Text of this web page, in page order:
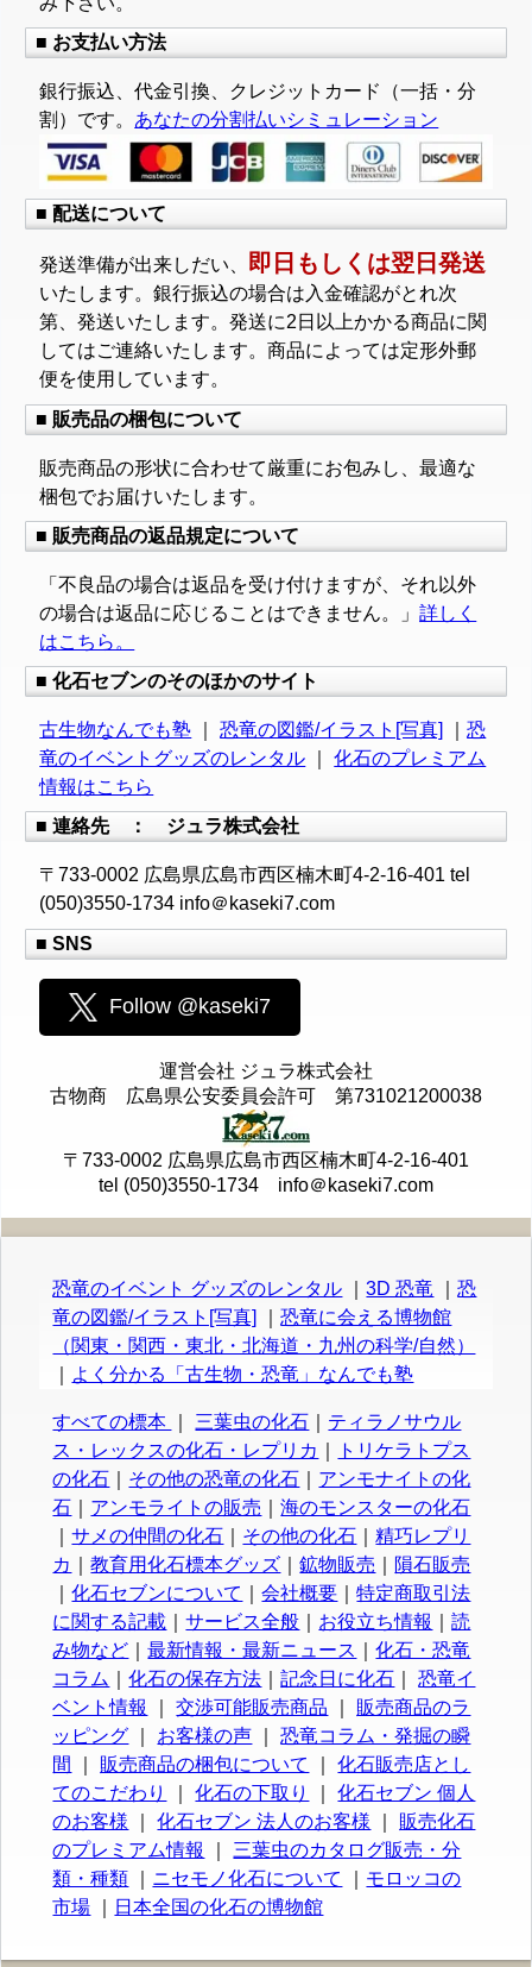
■ お支払い方法
銀行振込、代金引換、クレジットカード（一括・分
割）です。 あなたの分割払いシミュレーション
■ 配送について
発送準備が出来しだい、 即日もしくは翌日発送
いたします。銀行振込の場合は入金確認がとれ次
第、発送いたします。発送に2日以上かかる商品に関
してはご連絡いたします。商品によっては定形外郵
便を使用しています。
■ 販売品の梱包について
販売商品の形状に合わせて厳重にお包みし、最適な
梱包でお届けいたします。
■ 販売商品の返品規定について
「不良品の場合は返品を受け付けますが、それ以外
の場合は返品に応じることはできません。」詳しく
はこちら。
■ 化石セブンのそのほかのサイト
古生物なんでも塾 ｜恐竜の図鑑/イラスト[写真] ｜恐
竜のイベントグッズのレンタル ｜化石のプレミアム
情報はこちら
■ 連絡先 ： ジュラ株式会社
〒733-0002 広島県広島市西区楠木町4-2-16-401 tel
(050)3550-1734 info＠kaseki7.com
■ SNS
Follow @kaseki7
運営会社 ジュラ株式会社
古物商 広島県公安委員会許可 第731021200038
〒733-0002 広島県広島市西区楠木町4-2-16-401
tel (050)3550-1734 info＠kaseki7.com
恐竜のイベント グッズのレンタル ｜3D 恐竜 ｜恐
竜の図鑑/イラスト[写真]
｜恐竜に会える博物館
（関東・関西・東北・北海道・九州の科学/自然）
よく分かる「古生物・恐竜」なんでも塾
すべての標本 三葉虫の化石
ティラノサウル
ス・レックスの化石・レプリカ
トリケラトプス
の化石
その他の恐竜の化石
アンモナイトの化
石
アンモライトの販売 ｜海のモンスターの化石
｜サメの仲間の化石 その他の化石 ｜精巧レプリ
カ
｜教育用化石標本グッズ ｜鉱物販売
隕石販売
｜化石セブンについて ｜会社概要 ｜特定商取引法
に関する記載 ｜サービス全般 お役立ち情報 ｜読
み物など ｜最新情報・最新ニュース ｜化石・恐竜
コラム
｜化石の保存方法 ｜記念日に化石 ｜恐竜イ
ベント情報
｜交渉可能販売商品
販売商品のラ
ッピング
お客様の声 ｜恐竜コラム・発掘の瞬
間
販売商品の梱包について ｜化石販売店とし
てのこだわり
｜化石の下取り ｜化石セブン 個人
のお客様 ｜化石セブン 法人のお客様
販売化石
のプレミアム情報
三葉虫のカタログ販売・分
類・種類
ニセモノ化石について
モロッコの
市場
日本全国の化石の博物館